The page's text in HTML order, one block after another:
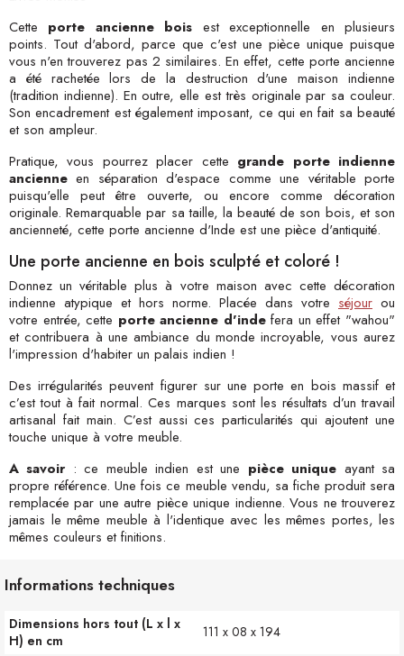
Cette porte ancienne bois est exceptionnelle en plusieurs
points. Tout d'abord, parce que c'est une pièce unique puisque
vous n'en trouverez pas 2 similaires. En effet, cette porte ancienne
a été rachetée lors de la destruction d'une maison indienne
(tradition indienne). En outre, elle est très originale par sa couleur.
Son encadrement est également imposant, ce qui en fait sa beauté
et son ampleur.
Pratique, vous pourrez placer cette grande porte indienne
ancienneen séparation d'espace comme une véritable porte
puisqu'elle peut être ouverte, ou encore comme décoration
originale. Remarquable par sa taille, la beauté de son bois, et son
ancienneté, cette porte ancienne d'Inde est une pièce d'antiquité.
Une porte ancienne en bois sculpté et coloré !
Donnez un véritable plus à votre maison avec cette décoration
indienne atypique et hors norme. Placée dans votre séjour ou
votre entrée, cette porte ancienne d'indefera un effet "wahou"
et contribuera à une ambiance du monde incroyable, vous aurez
l'impression d'habiter un palais indien !
Des irrégularités peuvent figurer sur une porte en bois massif et
c’est tout à fait normal. Ces marques sont les résultats d’un travail
artisanal fait main. C’est aussi ces particularités qui ajoutent une
touche unique à votre meuble.
A savoir : ce meuble indien est une pièce unique ayant sa
propre référence. Une fois ce meuble vendu, sa fiche produit sera
remplacée par une autre pièce unique indienne. Vous ne trouverez
jamais le même meuble à l'identique avec les mêmes portes, les
mêmes couleurs et finitions.
Informations techniques
Dimensions hors tout (L x l x
H) en cm
111 x 08 x 194